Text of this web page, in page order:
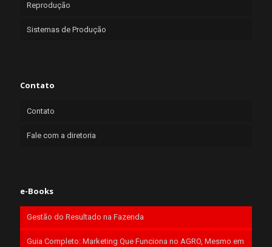
Reprodução
Sistemas de Produção
Contato
Contato
Fale com a diretoria
e-Books
Gestão do Resultado na Fazenda
Guia Completo: Marketing Que Funciona no AGRO, Mesmo em